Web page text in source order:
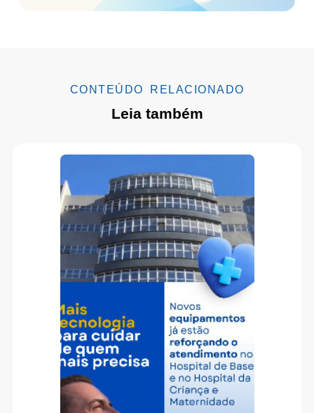
CONTEÚDO RELACIONADO
Leia também